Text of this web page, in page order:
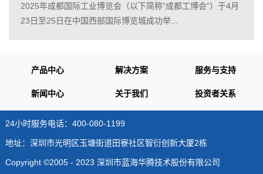
2025年成都国际工业博览会（以下简称“成都工博会”）于4月
23日至25日在中国西部国际博览城成功举...
产品中心 解决方案 服务与支持
新闻中心 关于我们 投资者关系
24小时服务电话：400-080-1199
地址：深圳市光明区玉塘街道田寮社区智衍创新大厦2栋
Copyright ©2005 - 2023 深圳市蓝海华腾技术股份有限公司